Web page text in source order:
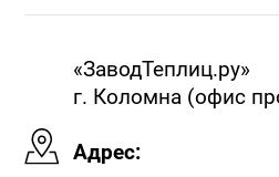
«ЗаводТеплиц.ру»
г. Коломна (офис
Адрес: